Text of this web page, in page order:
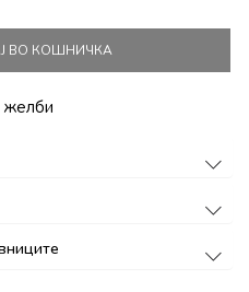
ВО КОШНИЧКА
желби